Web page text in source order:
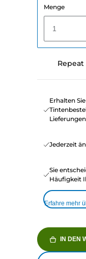
Menge
1
Repeat
Erhalten
Jederzeit
Sie
Häufigkeit
Erfahre mehr
IN DEN